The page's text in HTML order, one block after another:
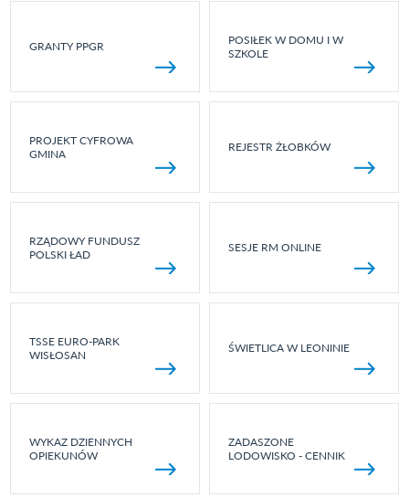
GRANTY PPGR
POSIŁEK W DOMU I W
SZKOLE
PROJEKT CYFROWA
GMINA
REJESTR ŻŁOBKÓW
RZĄDOWY FUNDUSZ
POLSKI ŁAD
SESJE RM ONLINE
TSSE EURO-PARK
WISŁOSAN
ŚWIETLICA W LEONINIE
WYKAZ DZIENNYCH
OPIEKUNÓW
ZADASZONE
LODOWISKO - CENNIK